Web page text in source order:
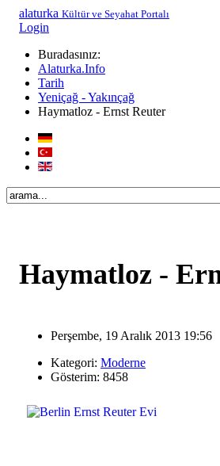
alaturka Kültür ve Seyahat Portalı
Login
Buradasınız:
Alaturka.Info
Tarih
Yeniçağ - Yakınçağ
Haymatloz - Ernst Reuter
Haymatloz -
Perşembe, 19 Aralık 2013 19:56
Kategori: Moderne
Gösterim: 8458